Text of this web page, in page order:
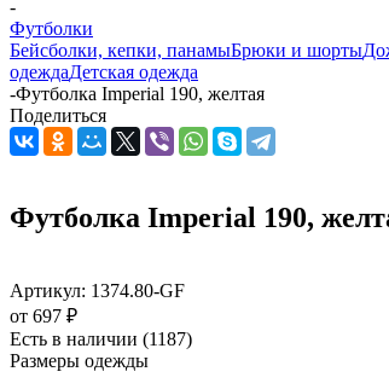
-
Футболки
Бейсболки, кепки, панамыБрюки и шорты
одеждаДетская одежда
-Футболка Imperial 190, желтая
Поделиться
Футболка Imperial 190,
Артикул: 1374.80-GF
от 697 ₽
Есть в наличии (1187)
Размеры одежды